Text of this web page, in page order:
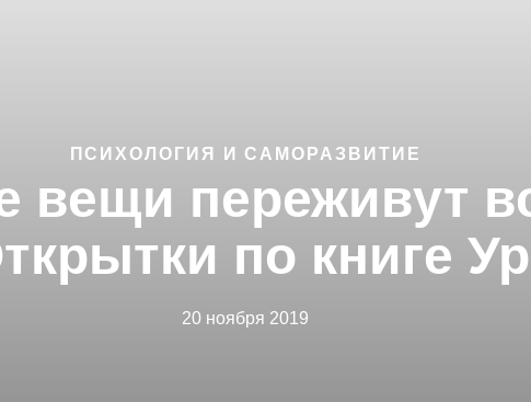
ПСИХОЛОГИЯ И САМОРАЗВИТИЕ
вещи переживут
по книге
20 ноября 2019